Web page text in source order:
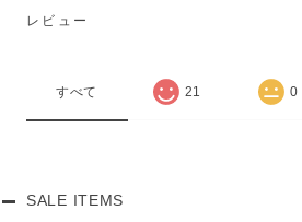
レビュー
すべて 21 0
SALE ITEMS